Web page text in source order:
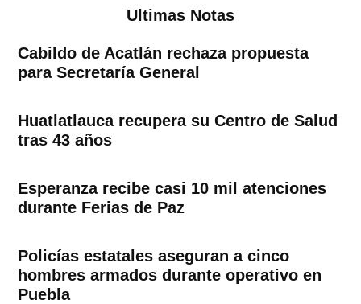
Ultimas Notas
Cabildo de Acatlán rechaza propuesta
para Secretaría General
Huatlatlauca recupera su Centro de Salud
tras 43 años
Esperanza recibe casi 10 mil atenciones
durante Ferias de Paz
Policías estatales aseguran a cinco
hombres armados durante operativo en
Puebla